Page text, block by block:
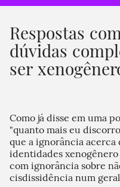
Respostas
dúvidas
ser
Como já disse em uma
"quanto mais eu
que a ignorância acerca
identidades
com ignorância sobre
cisdissidência num